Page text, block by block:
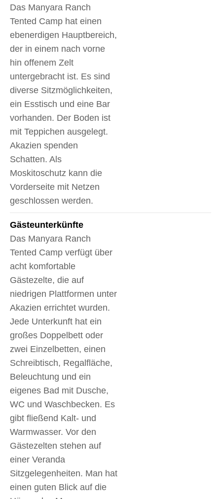
Das Manyara Ranch
Tented Camp hat einen
ebenerdigen Hauptbereich,
der in einem nach vorne
hin offenem Zelt
untergebracht ist. Es sind
diverse Sitzmöglichkeiten,
ein Esstisch und eine Bar
vorhanden. Der Boden ist
mit Teppichen ausgelegt.
Akazien spenden
Schatten. Als
Moskitoschutz kann die
Vorderseite mit Netzen
geschlossen werden.
Gäste­unterkünfte
Das Manyara Ranch
Tented Camp verfügt über
acht komfortable
Gästezelte, die auf
niedrigen Plattformen unter
Akazien errichtet wurden.
Jede Unterkunft hat ein
großes Doppelbett oder
zwei Einzelbetten, einen
Schreibtisch, Regalfläche,
Beleuchtung und ein
eigenes Bad mit Dusche,
WC und Waschbecken. Es
gibt fließend Kalt- und
Warmwasser. Vor den
Gästezelten stehen auf
einer Veranda
Sitzgelegenheiten. Man hat
einen guten Blick auf die